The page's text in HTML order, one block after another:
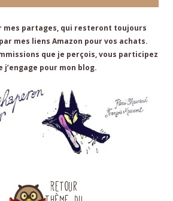
mes partages, qui resteront toujours
mes liens Amazon pour vos achats.
que je perçois, vous participez
pour mon blog.